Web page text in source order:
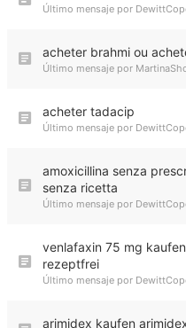
Último mensaje por
acheter brahmi ou
Último mensaje por
acheter tadacip
Último mensaje por
amoxicillina senza
senza ricetta
Último mensaje por
venlafaxin 75 mg
rezeptfrei
Último mensaje por
arimidex kaufen